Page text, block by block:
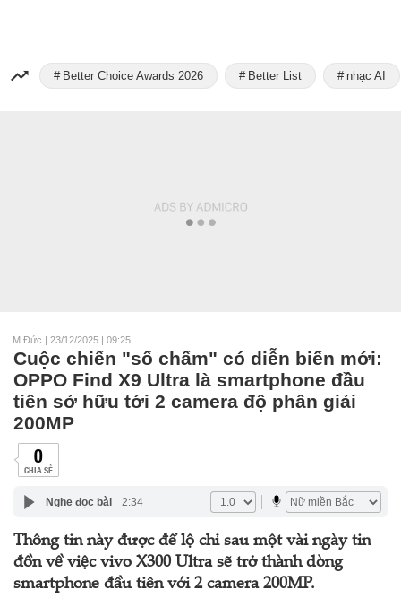
Better Choice Awards 2026 Better List nhạc AI
M.Đức | 23/12/2025 | 09:25
Cuộc chiến "số chấm" có diễn biến mới:
OPPO Find X9 Ultra là smartphone đầu
tiên sở hữu tới 2 camera độ phân giải
200MP
0
CHIA SẺ
Nghe đọc bài 2:34
Thông tin này được để lộ chỉ sau một vài ngày tin
đồn về việc vivo X300 Ultra sẽ trở thành dòng
smartphone đầu tiên với 2 camera 200MP.